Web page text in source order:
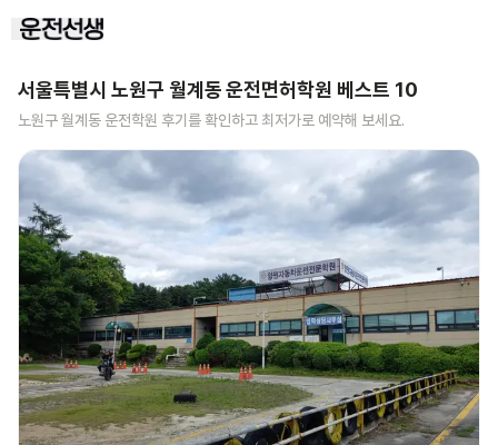
서울특별시 노원구 월계동운전면허학원 베스트 10
노원구 월계동 운전학원 후기를 확인하고 최저가로 예약해 보세요.